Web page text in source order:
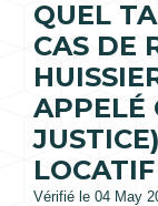
QUEL
CAS DE
APPELÉ
Vérifié le 04 May